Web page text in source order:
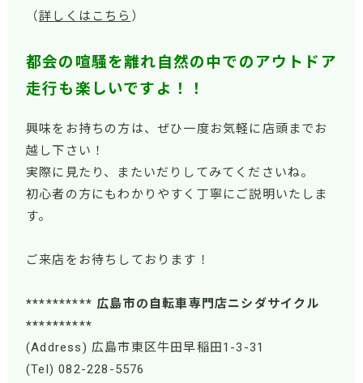
（詳しくはこちら ）
都会の喧騒を離れ自然の中でのアウトドア
走行も楽しいですよ！！
興味をお持ちの方は、ぜひ一度お気軽に店頭までお
越し下さい！
実際に見たり、またいだりしてみてくださいね。
初心者の方にもわかりやすく丁寧にご説明いたしま
す。
ご来店をお待ちしております！
********** 広島市の自転車専門店ニシダサイクル
**********
(Address) 広島市東区牛田早稲田1-3-31
(Tel) 082-228-5576